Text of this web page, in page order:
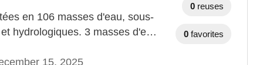
en 106 masses d'eau, sous-
hydrologiques. 3 masses d'e…
15, 2025
0 reuses
0 favorites